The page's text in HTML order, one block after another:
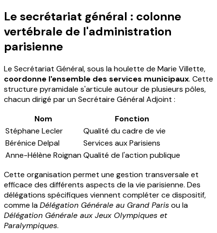
Le secrétariat général : colonne
vertébrale de l'administration
parisienne
Le Secrétariat Général, sous la houlette de Marie Villette,
coordonne l'ensemble des services municipaux. Cette
structure pyramidale s'articule autour de plusieurs pôles,
chacun dirigé par un Secrétaire Général Adjoint :
Nom
Fonction
Stéphane Lecler
Qualité du cadre de vie
Bérénice Delpal
Services aux Parisiens
Anne-Hélène RoignanQualité de l'action publique
Cette organisation permet une gestion transversale et
efficace des différents aspects de la vie parisienne. Des
délégations spécifiques viennent compléter ce dispositif,
comme laDélégation Générale au Grand Parisou la
Délégation Générale aux Jeux Olympiques et
Paralympiques.